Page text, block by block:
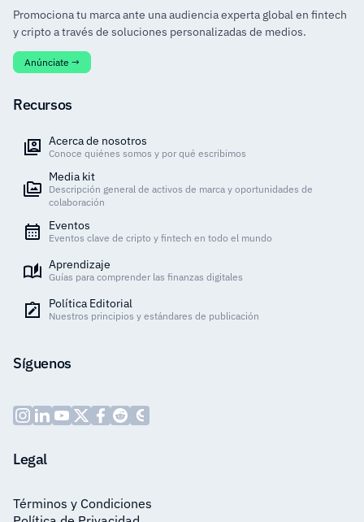
Promociona tu marca ante una audiencia experta global en fintech
y cripto a través de soluciones personalizadas de medios.
Anúnciate →
Recursos
Acerca de nosotros
Conoce quiénes somos y por qué escribimos
Media kit
Descripción general de activos de marca y oportunidades de
colaboración
Eventos
Eventos clave de cripto y fintech en todo el mundo
Aprendizaje
Guías para comprender las finanzas digitales
Política Editorial
Nuestros principios y estándares de publicación
Síguenos
Legal
Términos y Condiciones